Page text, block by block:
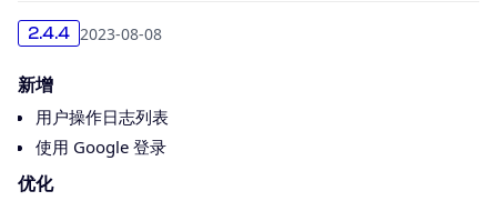
2.4.4 2023-08-08
新增
用户操作日志列表
使用 Google 登录
优化